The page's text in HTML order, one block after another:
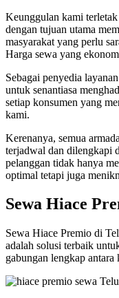
Keunggulan kami
dengan tujuan utama
masyarakat yang perlu
Harga sewa yang
Sebagai penyedia layanan
untuk senantiasa
setiap konsumen yang
kami.
Kerenanya, semua
terjadwal dan dilengkapi
pelanggan tidak hanya
optimal tetapi juga
Sewa Hiace
Sewa Hiace Premio di
adalah solusi terbaik
gabungan lengkap